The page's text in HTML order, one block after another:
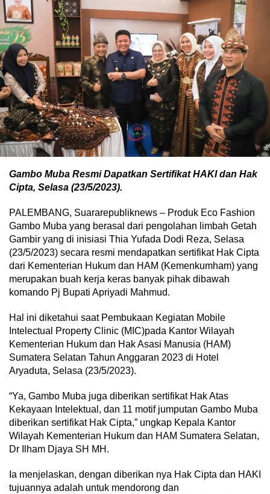
Gambo Muba Resmi Dapatkan Sertifikat HAKI dan Hak
Cipta, Selasa (23/5/2023).
PALEMBANG, Suararepubliknews – Produk Eco Fashion
Gambo Muba yang berasal dari pengolahan limbah Getah
Gambir yang di inisiasi Thia Yufada Dodi Reza, Selasa
(23/5/2023) secara resmi mendapatkan sertifikat Hak Cipta
dari Kementerian Hukum dan HAM (Kemenkumham) yang
merupakan buah kerja keras banyak pihak dibawah
komando Pj Bupati Apriyadi Mahmud.
Hal ini diketahui saat Pembukaan Kegiatan Mobile
Intelectual Property Clinic (MIC)pada Kantor Wilayah
Kementerian Hukum dan Hak Asasi Manusia (HAM)
Sumatera Selatan Tahun Anggaran 2023 di Hotel
Aryaduta, Selasa (23/5/2023).
“Ya, Gambo Muba juga diberikan sertifikat Hak Atas
Kekayaan Intelektual, dan 11 motif jumputan Gambo Muba
diberikan sertifikat Hak Cipta,” ungkap Kepala Kantor
Wilayah Kementerian Hukum dan HAM Sumatera Selatan,
Dr Ilham Djaya SH MH.
Ia menjelaskan, dengan diberikan nya Hak Cipta dan HAKI
tujuannya adalah untuk mendorong dan